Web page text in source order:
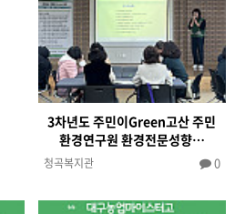
3차년도 주민이Green고산 주민
환경연구원 환경전문성향…
청곡복지관 0